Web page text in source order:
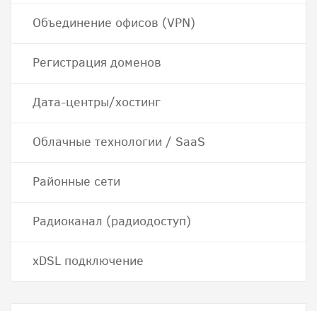
Объединение офисов (VPN)
Регистрация доменов
Дата-центры/хостинг
Облачные технологии / SaaS
Районные сети
Радиоканал (радиодоступ)
хDSL подключение